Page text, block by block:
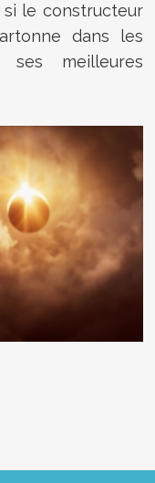
le constructeur
dans les
meilleures